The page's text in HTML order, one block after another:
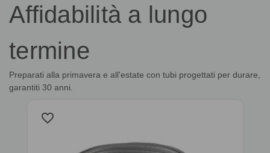
Affidabilità a lungo
termine
Preparati alla primavera e all'estate con tubi progettati per durare,
garantiti 30 anni.
favorite_border